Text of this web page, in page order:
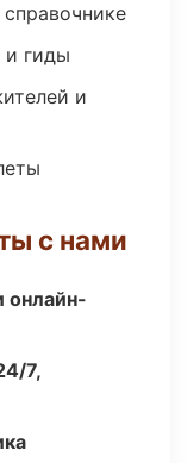
и гиды
и
с нами
онлайн-
7,